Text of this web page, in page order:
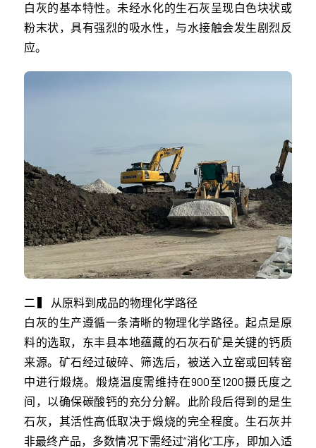
白灰的基本特性。未经水化的生石灰呈现白色块状或
粉末状，具有强烈的吸水性，与水接触会发生剧烈反
应。
二 ▍ 从原料到成品的物理化学路径
白灰的生产遵循一条清晰的物理化学路径。起点是原
料的选取，东丰县本地蕴藏的石灰石矿是关键的钙质
来源。矿石经过破碎、筛选后，被送入立窑或回转窑
中进行煅烧。煅烧温度需维持在900至1200摄氏度之
间，以确保碳酸钙的充分分解。此阶段后得到的是生
石灰，其活性高低取决于煅烧的完全程度。生石灰并
非最终产品，多数情况下需经过“消化”工序，即加入适